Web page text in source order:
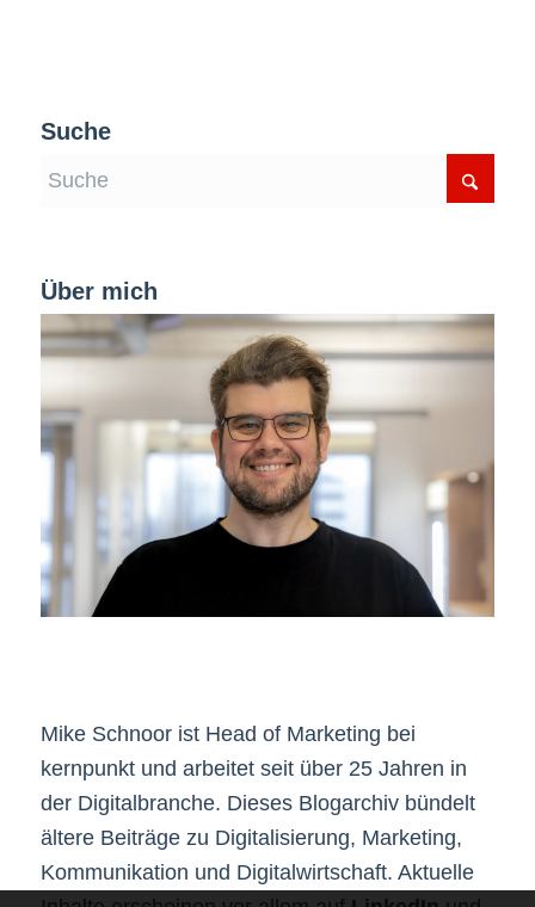
Suche
Über mich
Mike Schnoor ist Head of Marketing bei
kernpunkt und arbeitet seit über 25 Jahren in
der Digitalbranche. Dieses Blogarchiv bündelt
ältere Beiträge zu Digitalisierung, Marketing,
Kommunikation und Digitalwirtschaft. Aktuelle